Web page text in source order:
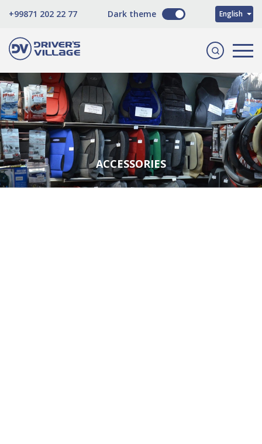
+99871 202 22 77 Dark theme English
O'zbekcha
ACCESSORIES